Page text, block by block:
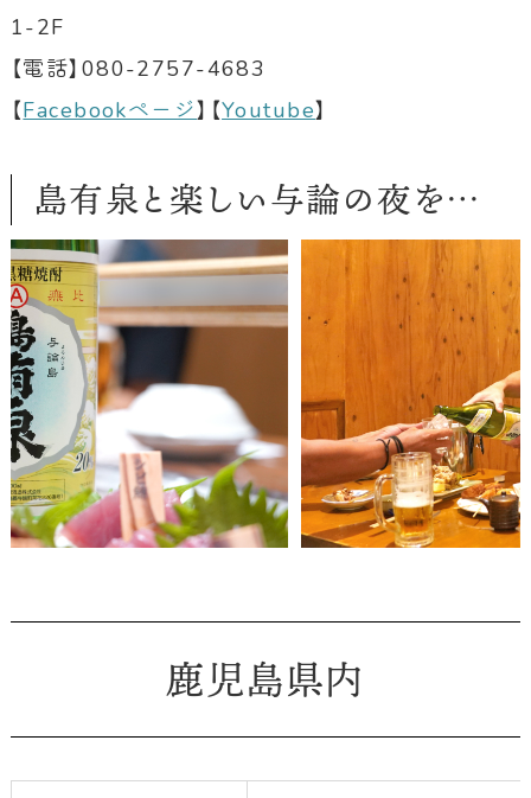
1-2F
【電話】080-2757-4683
【Facebookページ】【Youtube】
島有泉と楽しい与論の夜を…
鹿児島県内